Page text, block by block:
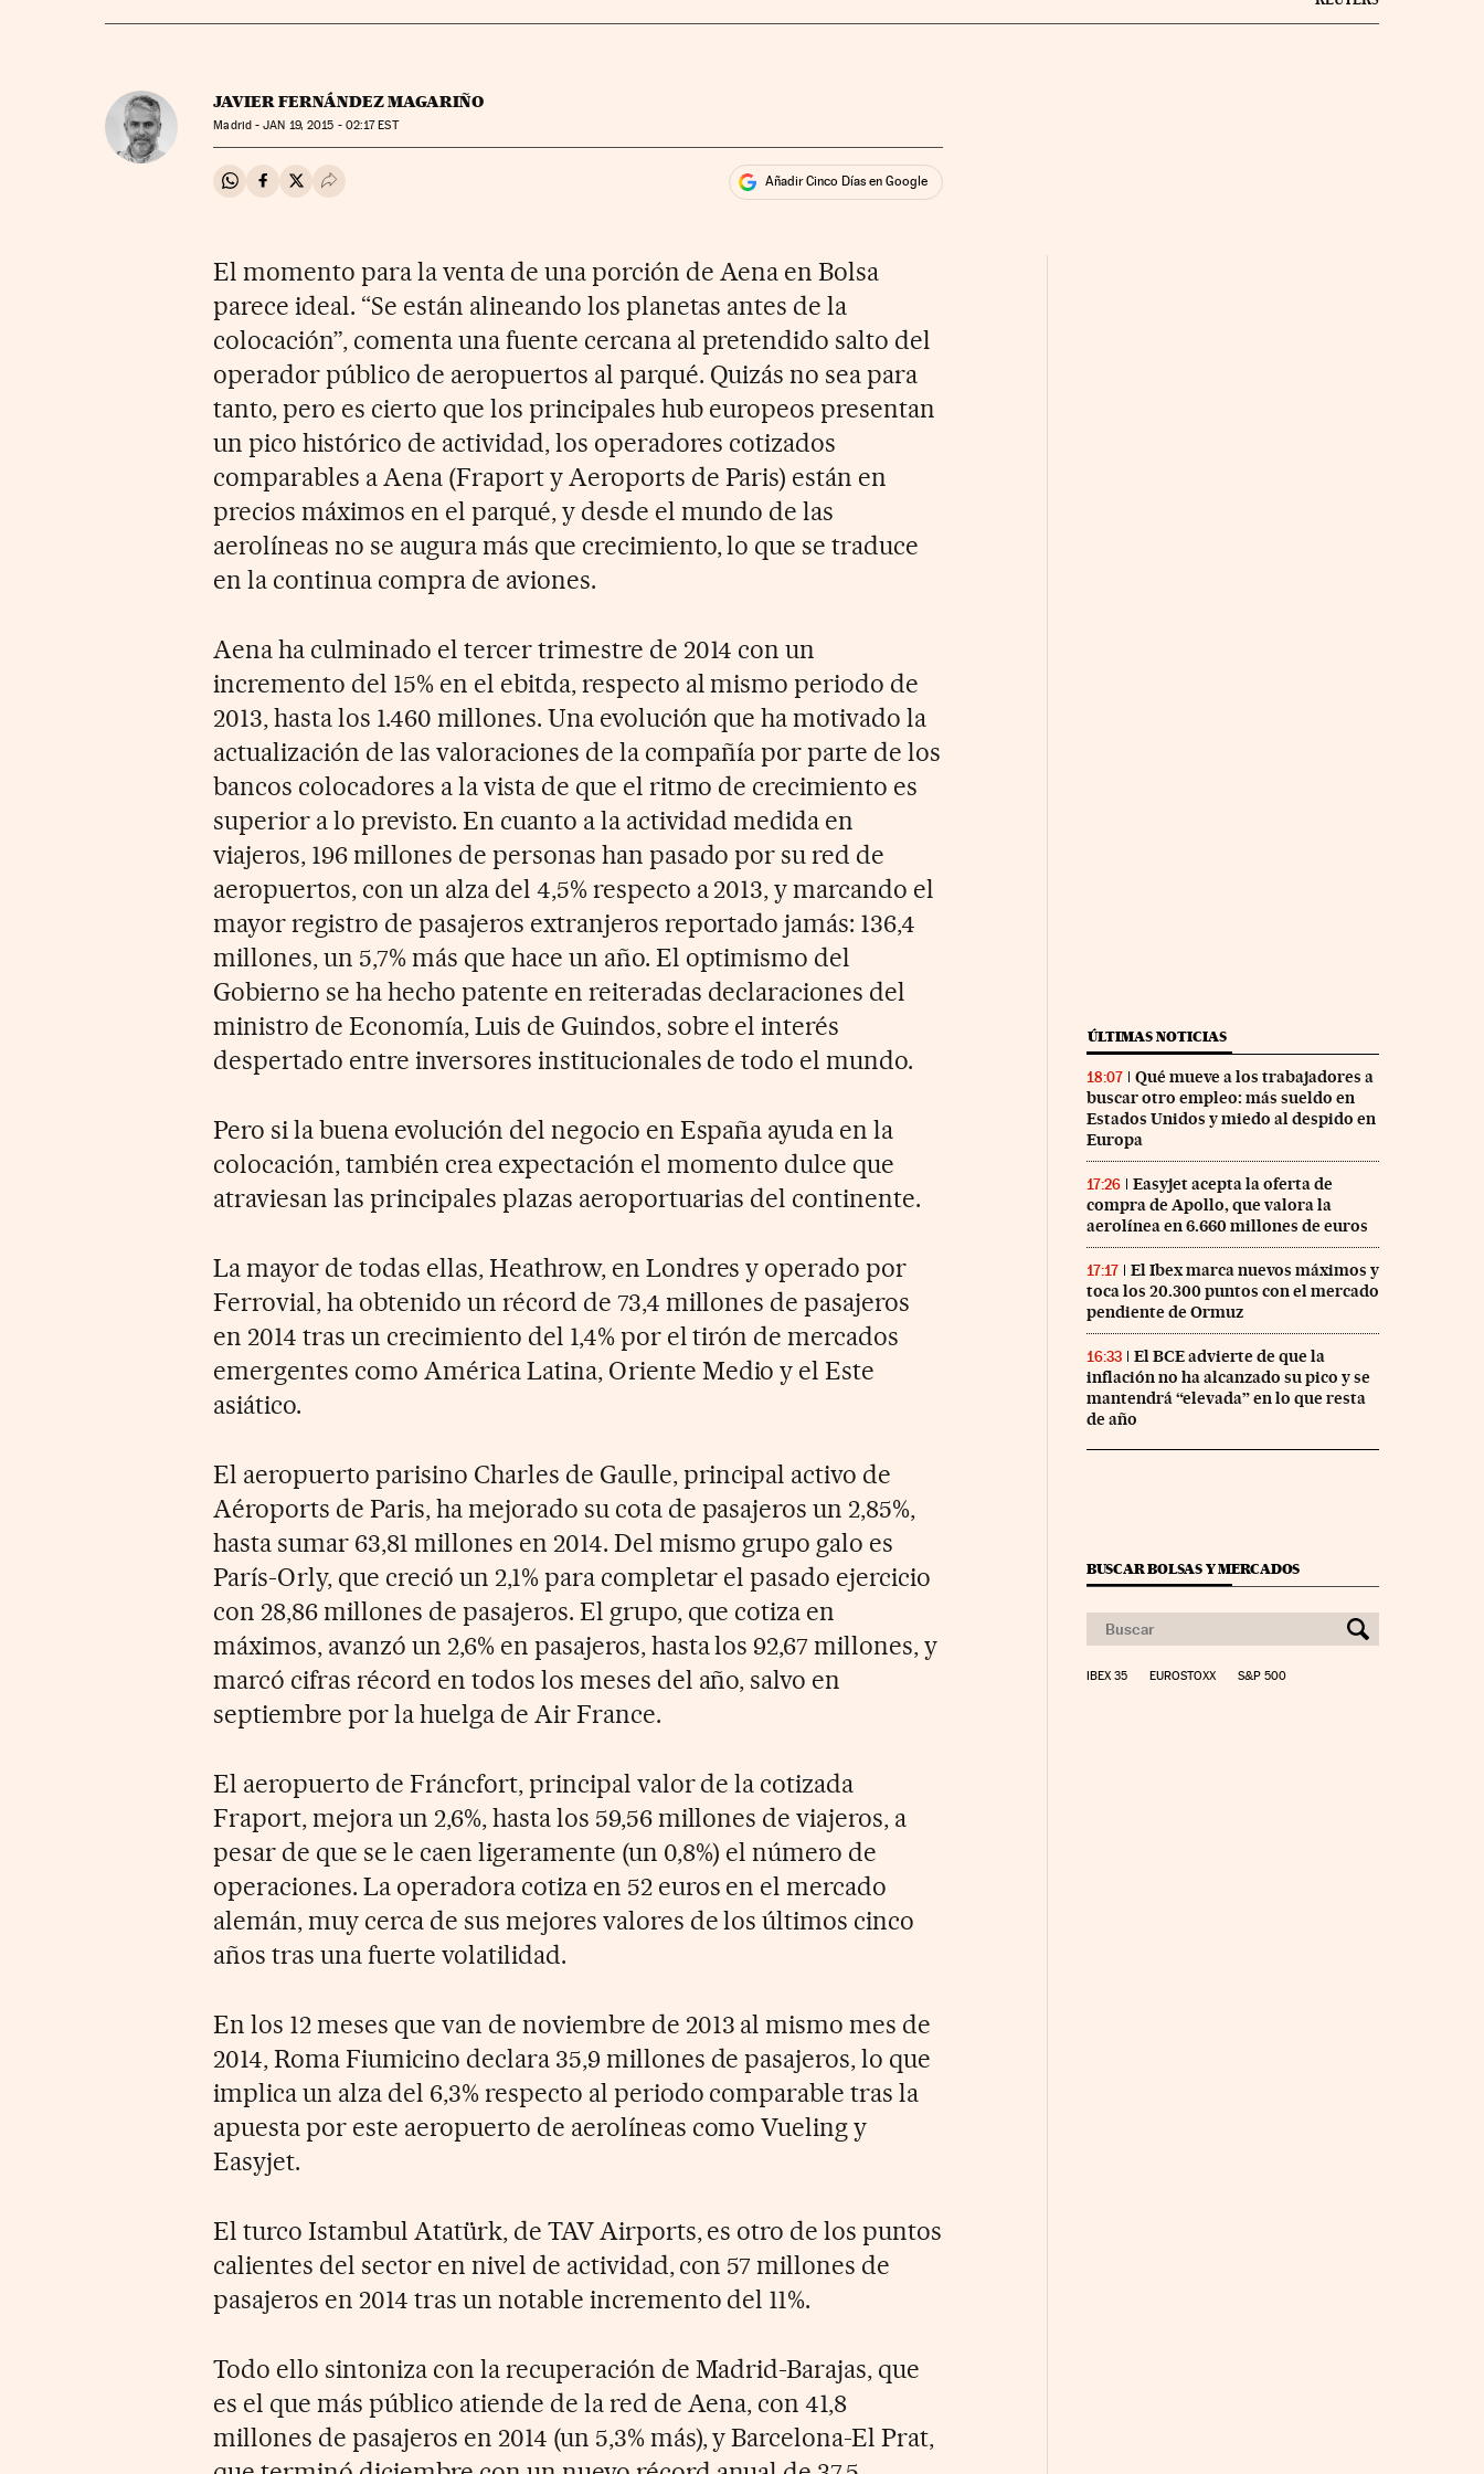
JAVIER FERNÁNDEZ MAGARIÑO
Madrid -JAN 19, 2015 - 02:17EST
Compartir en Whatsapp
Compartir en Facebook
Compartir en Twitter
Desplegar Redes Sociales Añadir Cinco Días en Google
El momento para la venta de una porción de Aena en Bolsa
parece ideal. “Se están alineando los planetas antes de la
colocación”, comenta una fuente cercana al pretendido salto del
operador público de aeropuertos al parqué. Quizás no sea para
tanto, pero es cierto que los principales hub europeos presentan
un pico histórico de actividad, los operadores cotizados
comparables a Aena (Fraport y Aeroports de Paris) están en
precios máximos en el parqué, y desde el mundo de las
aerolíneas no se augura más que crecimiento, lo que se traduce
en la continua compra de aviones.
Aena ha culminado el tercer trimestre de 2014 con un
incremento del 15% en el ebitda, respecto al mismo periodo de
2013, hasta los 1.460 millones. Una evolución que ha motivado la
actualización de las valoraciones de la compañía por parte de los
bancos colocadores a la vista de que el ritmo de crecimiento es
superior a lo previsto. En cuanto a la actividad medida en
viajeros, 196 millones de personas han pasado por su red de
aeropuertos, con un alza del 4,5% respecto a 2013, y marcando el
mayor registro de pasajeros extranjeros reportado jamás: 136,4
millones, un 5,7% más que hace un año. El optimismo del
Gobierno se ha hecho patente en reiteradas declaraciones del
ministro de Economía, Luis de Guindos, sobre el interés
despertado entre inversores institucionales de todo el mundo.
Pero si la buena evolución del negocio en España ayuda en la
colocación, también crea expectación el momento dulce que
atraviesan las principales plazas aeroportuarias del continente.
La mayor de todas ellas, Heathrow, en Londres y operado por
Ferrovial, ha obtenido un récord de 73,4 millones de pasajeros
en 2014 tras un crecimiento del 1,4% por el tirón de mercados
emergentes como América Latina, Oriente Medio y el Este
asiático.
El aeropuerto parisino Charles de Gaulle, principal activo de
Aéroports de Paris, ha mejorado su cota de pasajeros un 2,85%,
hasta sumar 63,81 millones en 2014. Del mismo grupo galo es
París-Orly, que creció un 2,1% para completar el pasado ejercicio
con 28,86 millones de pasajeros. El grupo, que cotiza en
máximos, avanzó un 2,6% en pasajeros, hasta los 92,67 millones, y
marcó cifras récord en todos los meses del año, salvo en
septiembre por la huelga de Air France.
El aeropuerto de Fráncfort, principal valor de la cotizada
Fraport, mejora un 2,6%, hasta los 59,56 millones de viajeros, a
pesar de que se le caen ligeramente (un 0,8%) el número de
operaciones. La operadora cotiza en 52 euros en el mercado
alemán, muy cerca de sus mejores valores de los últimos cinco
años tras una fuerte volatilidad.
En los 12 meses que van de noviembre de 2013 al mismo mes de
2014, Roma Fiumicino declara 35,9 millones de pasajeros, lo que
implica un alza del 6,3% respecto al periodo comparable tras la
apuesta por este aeropuerto de aerolíneas como Vueling y
Easyjet.
El turco Istambul Atatürk, de TAV Airports, es otro de los puntos
calientes del sector en nivel de actividad, con 57 millones de
pasajeros en 2014 tras un notable incremento del 11%.
Todo ello sintoniza con la recuperación de Madrid-Barajas, que
es el que más público atiende de la red de Aena, con 41,8
millones de pasajeros en 2014 (un 5,3% más), y Barcelona-El Prat,
ÚLTIMAS NOTICIAS
18:07
Qué mueve a los trabajadores a
buscar otro empleo: más sueldo en
Estados Unidos y miedo al despido en
Europa
17:26
Easyjet acepta la oferta de
compra de Apollo, que valora la
aerolínea en 6.660 millones de euros
17:17
El Ibex marca nuevos máximos y
toca los 20.300 puntos con el mercado
pendiente de Ormuz
16:33
El BCE advierte de que la
inflación no ha alcanzado su pico y se
mantendrá “elevada” en lo que resta
de año
BUSCAR BOLSAS Y MERCADOS
IBEX 35 EUROSTOXX S&P 500